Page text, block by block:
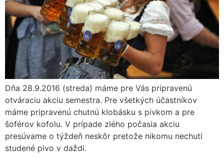
Dňa 28.9.2016 (streda) máme pre Vás pripravenú
otváraciu akciu semestra. Pre všetkých účastníkov
máme pripravenú chutnú klobásku s pivkom a pre
šoférov kofolu. V prípade zlého počasia akciu
presúvame o týždeň neskôr pretože nikomu nechutí
studené pivo v daždi.